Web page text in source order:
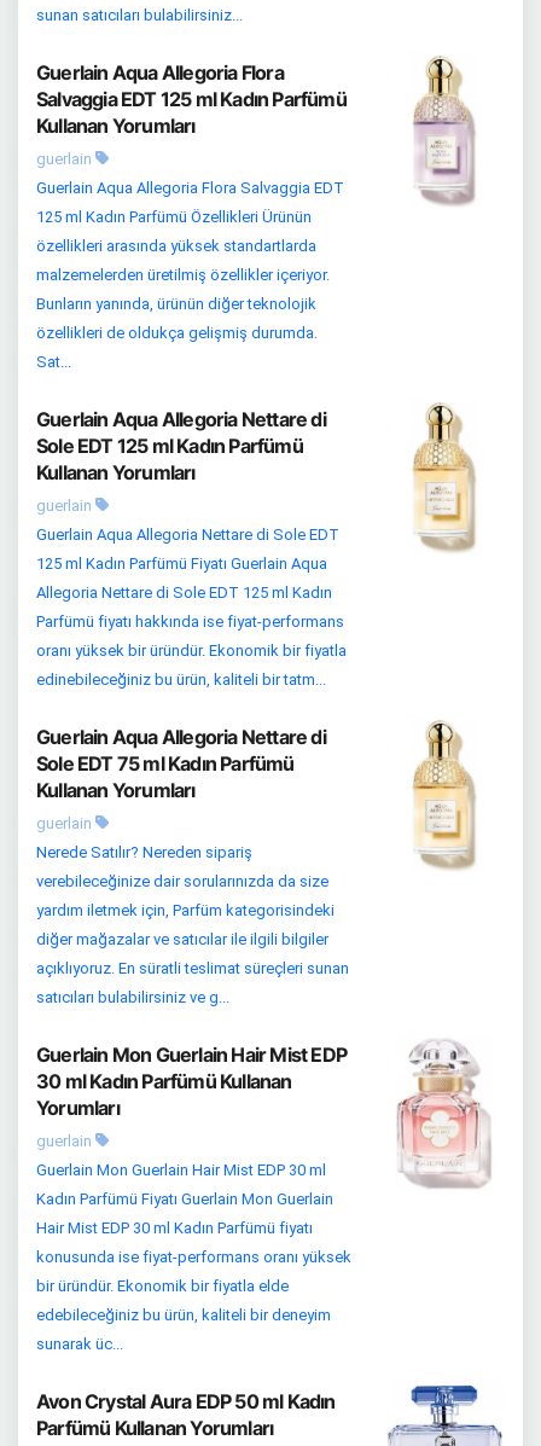
sunan satıcıları bulabilirsiniz...
Guerlain Aqua Allegoria Flora
Salvaggia EDT 125 ml Kadın Parfümü
Kullanan Yorumları
guerlain
Guerlain Aqua Allegoria Flora Salvaggia EDT
125 ml Kadın Parfümü Özellikleri Ürünün
özellikleri arasında yüksek standartlarda
malzemelerden üretilmiş özellikler içeriyor.
Bunların yanında, ürünün diğer teknolojik
özellikleri de oldukça gelişmiş durumda.
Sat...
Guerlain Aqua Allegoria Nettare di
Sole EDT 125 ml Kadın Parfümü
Kullanan Yorumları
guerlain
Guerlain Aqua Allegoria Nettare di Sole EDT
125 ml Kadın Parfümü Fiyatı Guerlain Aqua
Allegoria Nettare di Sole EDT 125 ml Kadın
Parfümü fiyatı hakkında ise fiyat-performans
oranı yüksek bir üründür. Ekonomik bir fiyatla
edinebileceğiniz bu ürün, kaliteli bir tatm...
Guerlain Aqua Allegoria Nettare di
Sole EDT 75 ml Kadın Parfümü
Kullanan Yorumları
guerlain
Nerede Satılır? Nereden sipariş
verebileceğinize dair sorularınızda da size
yardım iletmek için, Parfüm kategorisindeki
diğer mağazalar ve satıcılar ile ilgili bilgiler
açıklıyoruz. En süratli teslimat süreçleri sunan
satıcıları bulabilirsiniz ve g...
Guerlain Mon Guerlain Hair Mist EDP
30 ml Kadın Parfümü Kullanan
Yorumları
guerlain
Guerlain Mon Guerlain Hair Mist EDP 30 ml
Kadın Parfümü Fiyatı Guerlain Mon Guerlain
Hair Mist EDP 30 ml Kadın Parfümü fiyatı
konusunda ise fiyat-performans oranı yüksek
bir üründür. Ekonomik bir fiyatla elde
edebileceğiniz bu ürün, kaliteli bir deneyim
sunarak üc...
Avon Crystal Aura EDP 50 ml Kadın
Parfümü Kullanan Yorumları